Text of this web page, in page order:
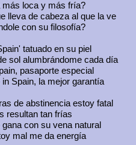
más loca y más fría?
lleva de cabeza al que la ve
con su filosofía?
tatuado en su piel
sol alumbrándome cada día
pasaporte especial
in Spain, la mejor garantía
de abstinencia estoy fatal
resultan tan frías
con su vena natural
mal me da energía